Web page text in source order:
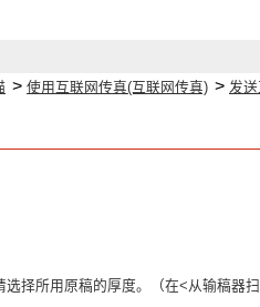
> 使用互联网传真(互联网传真) > 发
择所用原稿的厚度。（在<从输稿器